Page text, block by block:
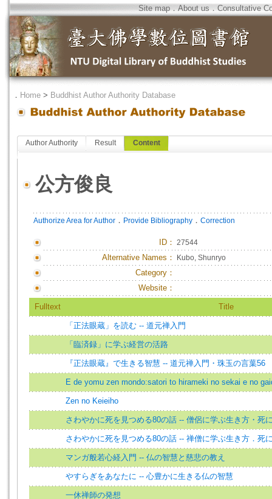
Site map．About us．Consultative
． Home > Buddhist Author Authority Database
Author Authority Result Content
公方俊良
Authorize Area for Author ． Provide Bibliography ． Correction
ID ： 27544
Alternative Names： Kubo, Shunryo
Category：
Website：
Fulltext Title
「正法眼蔵」を読む -- 道元禅入門
「臨済録」に学ぶ経営の活路
『正法眼蔵』で生きる智慧 -- 道元禅入門・珠玉の言葉56
E de yomu zen mondo:satori to hirameki no sekai e no
Zen no Keieiho
さわやかに死を見つめる80の話 -- 僧侶に学ぶ生き方・死
さわやかに死を見つめる80の話 -- 禅僧に学ぶ生き方．死
マンガ般若心経入門 -- 仏の智慧と慈悲の教え
やすらぎをあなたに -- 心豊かに生きる仏の智慧
一休禅師の発想